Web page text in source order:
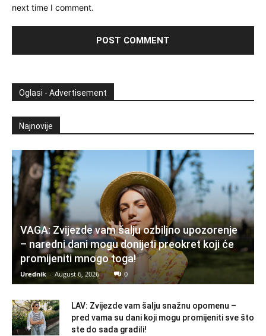
next time I comment.
Oglasi - Advertisement
Najnovije
VAGA: Zvijezde vam šalju ozbiljno upozorenje
– naredni dani mogu donijeti preokret koji će
promijeniti mnogo toga!
Urednik - August 6, 2026 0
LAV: Zvijezde vam šalju snažnu opomenu –
pred vama su dani koji mogu promijeniti sve što
ste do sada gradili!